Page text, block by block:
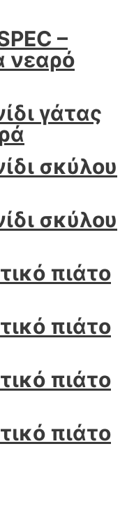
–
νεαρό
γάτας
σκύλου
σκύλου
πιάτο
πιάτο
πιάτο
πιάτο